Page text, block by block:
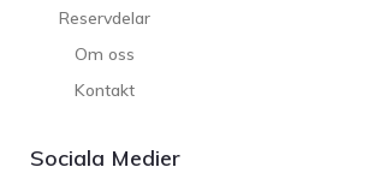
Reservdelar
Om oss
Kontakt
Sociala Medier